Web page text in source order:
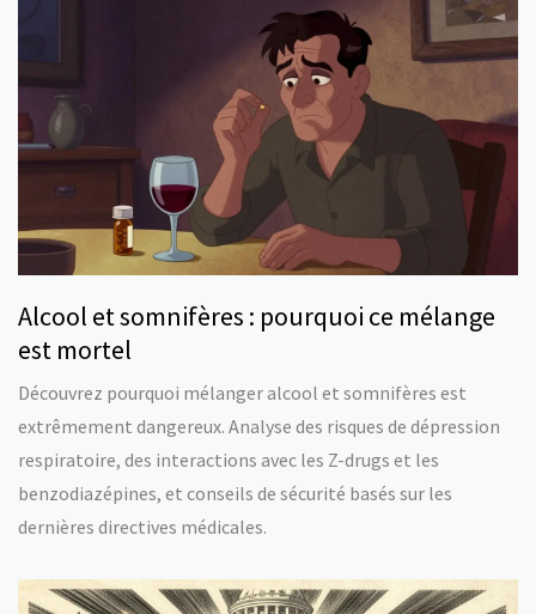
Alcool et somnifères : pourquoi ce mélange
est mortel
Découvrez pourquoi mélanger alcool et somnifères est
extrêmement dangereux. Analyse des risques de dépression
respiratoire, des interactions avec les Z-drugs et les
benzodiazépines, et conseils de sécurité basés sur les
dernières directives médicales.